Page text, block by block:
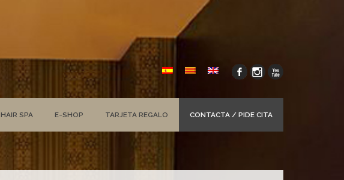
HAIR SPA E-SHOP TARJETA REGALO CONTACTA / PIDE CITA